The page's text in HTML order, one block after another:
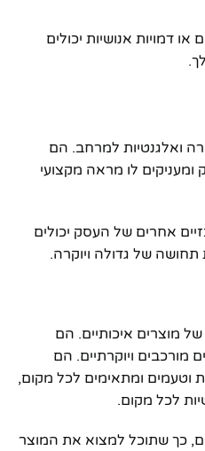
דמויות אנושיות יכולים
ואלגנטיות למרחב. הם
לו מראה מקצועי
אחרים של העסק יכולים
של גדולה ויוקרה.
מוצרים איכותיים. הם
מורכבים ויוקרתיים. הם
וטעמים ומתאימים לכל מקום,
לכל מקום.
כך שתוכל למצוא את המוצר